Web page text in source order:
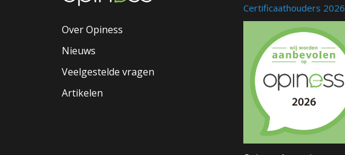
Over Opiness
Nieuws
Veelgestelde vragen
Artikelen
Certificaathouders 2026